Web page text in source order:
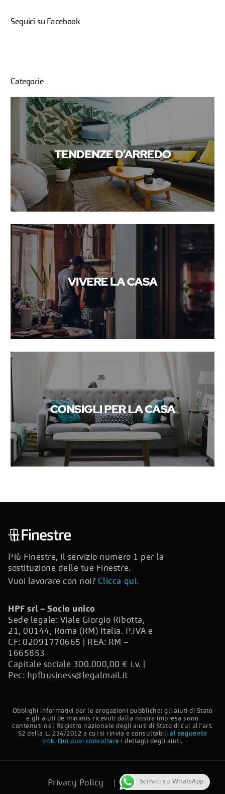
Seguici su Facebook
Categorie
Più Finestre, il servizio numero 1 per la
sostituzione delle tue Finestre.
Vuoi lavorare con noi? Clicca qui.
HPF srl – Socio unico
Sede legale: Viale Giorgio Ribotta,
21, 00144, Roma (RM) Italia. P.IVA e
CF: 02091770665 | REA: RM –
1665853
Capitale sociale 300.000,00 € i.v. |
Pec: hpfbusiness@legalmail.it
Obblighi informativi per le erogazioni pubbliche: gli aiuti di Stato
e gli aiuti de minimis ricevuti dalla nostra impresa sono
contenuti nel Registro nazionale degli aiuti di Stato di cui all’art.
52 della L. 234/2012 a cui si rinvia e consultabilial seguente
link.Qui puoi consultare i dettagli degli aiuti.
Privacy Policy Cookie Policy
Scrivici su WhatsApp